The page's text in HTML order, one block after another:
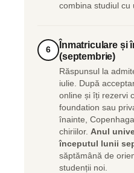
combina studiul cu
6
Înmatriculare și
(septembrie)
Răspunsul la
iulie. După
online și îți rezervi
foundation sau
înainte,
chiriilor. Anul
începutul lunii
săptămână de
studenții noi.